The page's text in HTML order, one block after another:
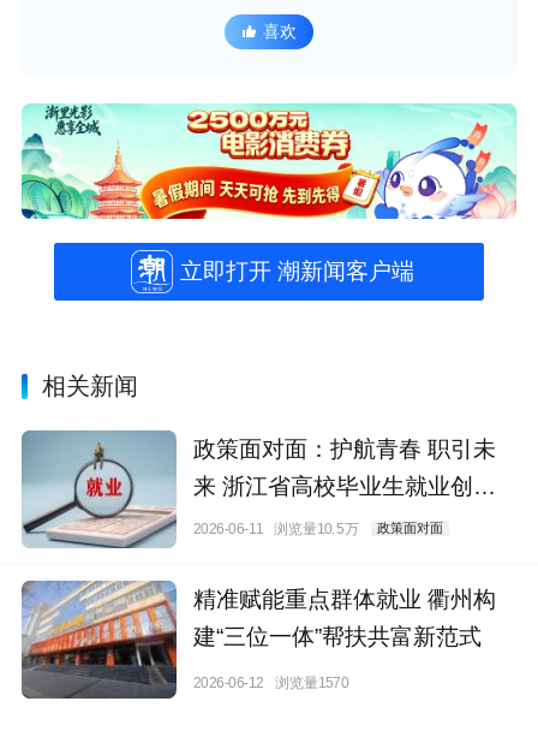
喜欢
立即打开 潮新闻客户端
相关新闻
政策面对面：护航青春 职引未
来 浙江省高校毕业生就业创业
政策解读
2026-06-11 浏览量10.5万 政策面对面
精准赋能重点群体就业 衢州构
建“三位一体”帮扶共富新范式
2026-06-12 浏览量1570